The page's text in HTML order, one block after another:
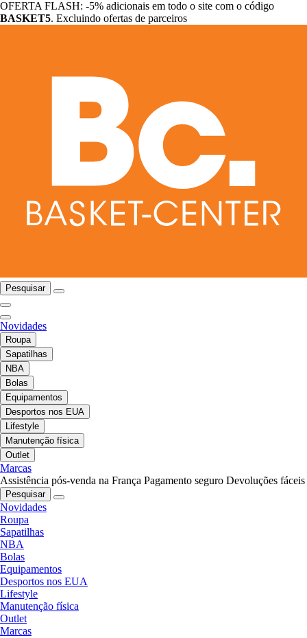
OFERTA FLASH: -5% adicionais em todo o site com o código
BASKET5. Excluindo ofertas de parceiros
Pesquisar
Novidades
Roupa
Sapatilhas
NBA
Bolas
Equipamentos
Desportos nos EUA
Lifestyle
Manutenção física
Outlet
Marcas
Assistência pós-venda na França Pagamento seguro Devoluções fáceis
Pesquisar
Novidades
Roupa
Sapatilhas
NBA
Bolas
Equipamentos
Desportos nos EUA
Lifestyle
Manutenção física
Outlet
Marcas